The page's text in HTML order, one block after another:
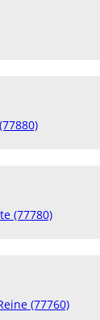
(77780)
(77760)